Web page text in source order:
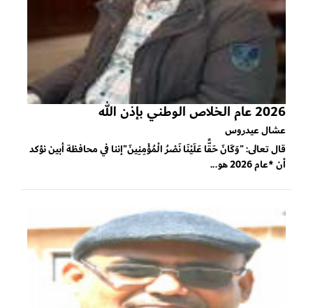
2026 عام الخلاص الوطني بإذن الله
عشال عيدروس
قال تعالى: "وَكَانَ حَقًّا عَلَيْنَا نَصْرُ الْمُؤْمِنِينَ"إننا في محافظة أبين نؤكد
أن *عام 2026 هو...